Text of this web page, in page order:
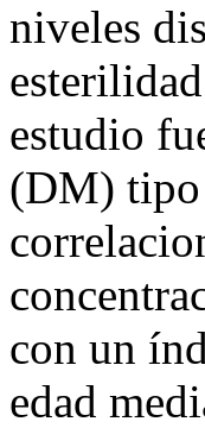
niveles
estudio
(DM) tipo
con un
edad